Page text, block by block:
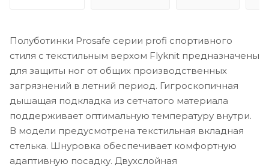
Полуботинки Prosafe серии profi спортивного
стиля с текстильным верхом Flyknit предназначены
для защиты ног от общих производственных
загрязнений в летний период. Гигроскопичная
дышащая подкладка из сетчатого материала
поддерживает оптимальную температуру внутри.
В модели предусмотрена текстильная вкладная
стелька. Шнуровка обеспечивает комфортную
адаптивную посадку. Двухслойная